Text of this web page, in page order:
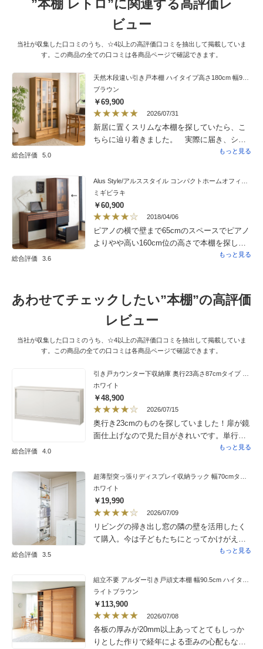
”本棚 レトロ”に関連する高評価レ
ビュー
当社が収集した口コミのうち、☆4以上の高評価口コミを抽出して掲載していま
す。この商品の全ての口コミは各商品ページで確認できます。
総合評価 5.0
天然木段違い引き戸本棚 ハイタイプ高さ180cm 幅90cm
ブラウン
￥69,900
2026/07/31
新居に置くスリムな本棚を探していたら、こ
ちらに辿り着きました。 実際に届き、シン
プルなデザインと棚が前後で変えられる点も
しています。
もっと見る
総合評価 3.6
ミギビラキ
￥60,900
2018/04/06
ピアノの横で壁まで65cmのスペースでピアノ
よりやや高い160cm位の高さで本棚を探して
ました。幅はやや小さいですが扉付きなので
く見えるのも良しで、気に入ってます。下の3
段の引き出しも一番上の引き出しが小物入れ
にピッタリです。
もっと見る
あわせてチェックしたい”本棚”の高評価
レビュー
当社が収集した口コミのうち、☆4以上の高評価口コミを抽出して掲載していま
す。この商品の全ての口コミは各商品ページで確認できます。
総合評価 4.0
ホワイト
￥48,900
2026/07/15
奥行き23cmのものを探していました！扉が鏡
面仕上げなので見た目がきれいです。単行本
も収納が出来て良いです。中板がもう少し
が…収納がしっかり出来て満足です。
もっと見る
総合評価 3.5
超薄型突っ張りディスプレイ収納ラック 幅70cmタイプ 奥行12cm高さ215cm〜260cm
ホワイト
￥19,990
2026/07/09
リビングの掃き出し窓の隣の壁を活用したく
て購入。今は子どもたちにとってかけがえな
い絵本棚になっています。上部の突っ張り部
部分もし改善できたらもう完璧です。
もっと見る
ライトブラウン
￥113,900
2026/07/08
各板の厚みが20mm以上あってとてもしっか
りとした作りで経年による歪みの心配もなさ